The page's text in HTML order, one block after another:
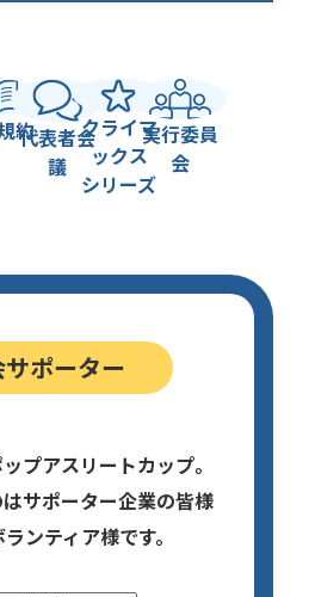
約
代表者会
議
クライマ
ックス
シリーズ
実行委員
会
ポーター
プアスリートカップ。
サポーター企業の皆様
ンティア様です。